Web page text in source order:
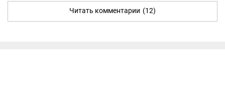
Читать комментарии (12)